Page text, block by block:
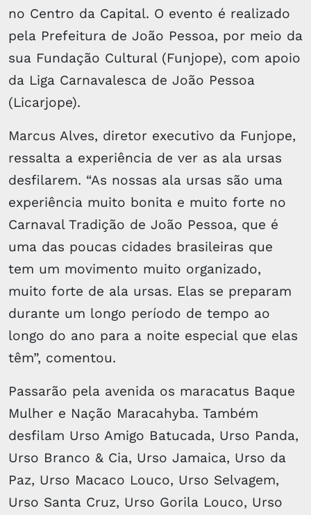
no Centro da Capital. O evento é realizado
pela Prefeitura de João Pessoa, por meio da
sua Fundação Cultural (Funjope), com apoio
da Liga Carnavalesca de João Pessoa
(Licarjope).
Marcus Alves, diretor executivo da Funjope,
ressalta a experiência de ver as ala ursas
desfilarem. “As nossas ala ursas são uma
experiência muito bonita e muito forte no
Carnaval Tradição de João Pessoa, que é
uma das poucas cidades brasileiras que
tem um movimento muito organizado,
muito forte de ala ursas. Elas se preparam
durante um longo período de tempo ao
longo do ano para a noite especial que elas
têm”, comentou.
Passarão pela avenida os maracatus Baque
Mulher e Nação Maracahyba. Também
desfilam Urso Amigo Batucada, Urso Panda,
Urso Branco & Cia, Urso Jamaica, Urso da
Paz, Urso Macaco Louco, Urso Selvagem,
Urso Santa Cruz, Urso Gorila Louco, Urso